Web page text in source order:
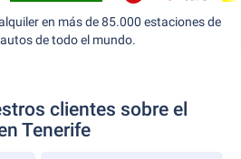
en más de 85.000 estaciones de
de todo el mundo.
clientes sobre el
Tenerife